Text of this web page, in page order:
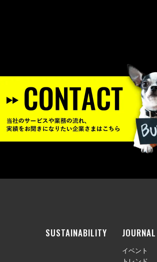
SUSTAINABILITY JOURNAL
イベント